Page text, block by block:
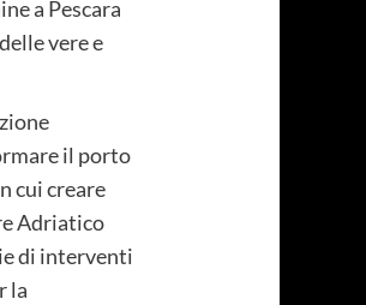
a Pescara
vere e
il porto
cui creare
Adriatico
di interventi
la